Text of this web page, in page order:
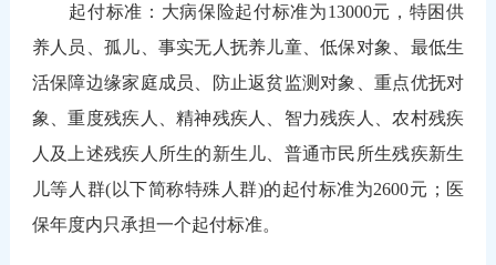
起付标准：大病保险起付标准为13000元，特困供
养人员、孤儿、事实无人抚养儿童、低保对象、最低生
活保障边缘家庭成员、防止返贫监测对象、重点优抚对
象、重度残疾人、精神残疾人、智力残疾人、农村残疾
人及上述残疾人所生的新生儿、普通市民所生残疾新生
儿等人群(以下简称特殊人群)的起付标准为2600元；医
保年度内只承担一个起付标准。